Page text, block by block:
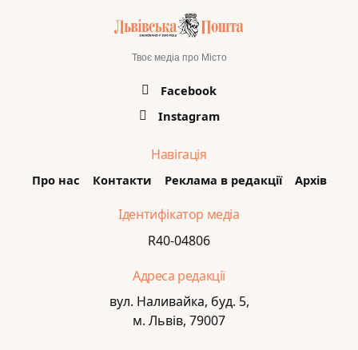
Твоє медіа про Місто
Facebook
Instagram
Навігація
Про нас Контакти Реклама в редакції Архів
Ідентифікатор медіа
R40-04806
Адреса редакції
вул. Наливайка, буд. 5,
м. Львів, 79007